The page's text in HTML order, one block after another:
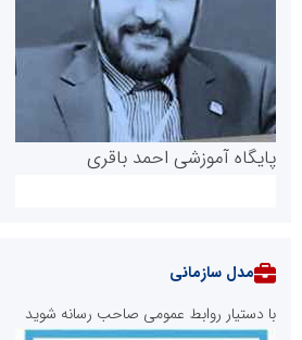
پایگاه آموزشی احمد باقری
مدل سازمانی
با دستیار روابط عمومی صاحب رسانه شوید